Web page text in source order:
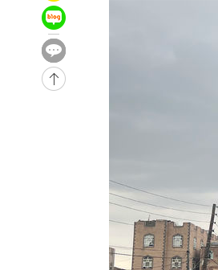
3시간 전 >
5시간 전 >
-18809초 전 >
-18245초 전 >
[속보]합참 "北 발사체는
日방위성, 北이 동해로 쏜
[속보] SKT, 에이닷 서비스 장
[속보]합참 "북, 동해상으로 미
'낮 최고 39도' 불볕더위…한밤
[속보]7~9일 프로야구 3연전